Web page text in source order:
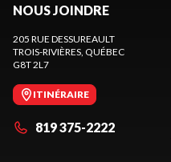
NOUS JOINDRE
205 RUE DESSUREAULT
TROIS-RIVIÈRES , QUÉBEC
G8T 2L7
ITINÉRAIRE
819 375-2222